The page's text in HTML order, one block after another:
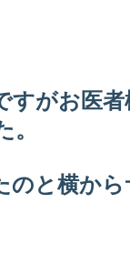
がお医
と横か